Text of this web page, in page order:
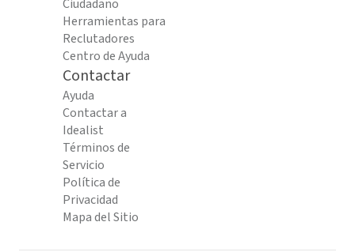
Ciudadano
Herramientas para
Reclutadores
Centro de Ayuda
Contactar
Ayuda
Contactar a
Idealist
Términos de
Servicio
Política de
Privacidad
Mapa del Sitio